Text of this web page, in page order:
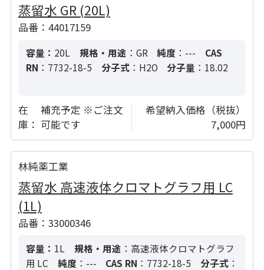
蒸留水 GR (20L)
品番：44017159
容量： 20L 規格・用途 ：GR 純度 ：---
CAS
RN ：7732-18-5 分子式：H2O 分子量 ：18.02
在
庫：
補充予定 ※ご注文
可能です
希望納入価格（税抜）
7,000円
林純薬工業
蒸留水 高速液体クロマトグラフ用 LC
(1L)
品番：33000346
容量： 1L 規格・用途 ：高速液体クロマトグラフ
用 LC
純度 ：--- CAS RN ：7732-18-5 分子式：